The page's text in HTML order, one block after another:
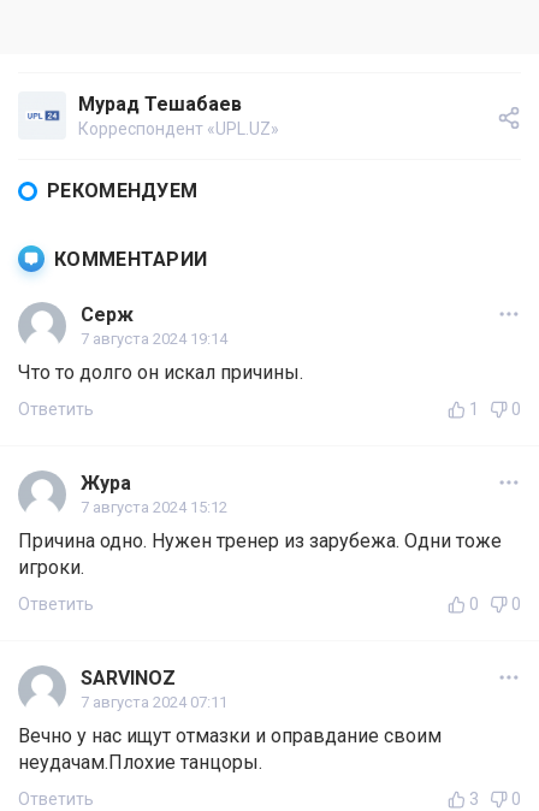
Мурад Тешабаев
Корреспондент «UPL.UZ»
РЕКОМЕНДУЕМ
КОММЕНТАРИИ
Серж
7 августа 2024 19:14
Что то долго он искал причины.
Ответить 1 0
Жура
7 августа 2024 15:12
Причина одно. Нужен тренер из зарубежа. Одни тоже
игроки.
Ответить 0 0
SARVINOZ
7 августа 2024 07:11
Вечно у нас ищут отмазки и оправдание своим
неудачам.Плохие танцоры.
Ответить 3 0